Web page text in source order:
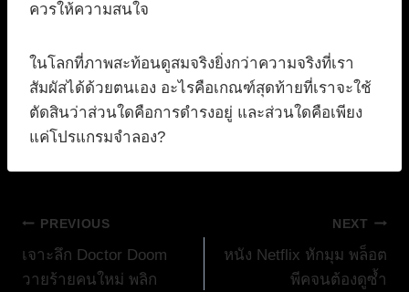
ควรให้ความสนใจ
ในโลกที่ภาพสะท้อนดูสมจริงยิ่งกว่าความจริงที่เรา
สัมผัสได้ด้วยตนเอง อะไรคือเกณฑ์สุดท้ายที่เราจะใช้
ตัดสินว่าส่วนใดคือการดำรงอยู่ และส่วนใดคือเพียง
แค่โปรแกรมจำลอง?
แนะแนว
เรื่อง
PREVIOUS
เจาะลึก Doctor Doom
วายร้ายคนใหม่ พลิก
NEXT
หนัง Netflix หักมุม พล็อต
พีคจนต้องดูซ้ำ